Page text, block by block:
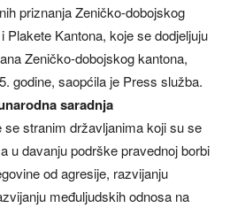
priznanja Zeničko-dobojskog
Plakete Kantona, koje se dodjeljuju
Zeničko-dobojskog kantona,
godine, saopćila je Press služba.
saradnja
se stranim državljanima koji su se
u davanju podrške pravednoj borbi
od agresije, razvijanju
međuljudskih odnosa na